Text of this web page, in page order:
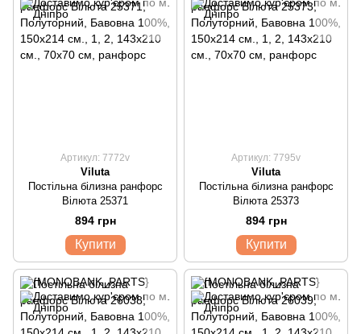
Артикул: 7772v
Viluta
Постільна білизна ранфорс
Вілюта 25371
894 грн
Купити
Артикул: 7795v
Viluta
Постільна білизна ранфорс
Вілюта 25373
894 грн
Купити